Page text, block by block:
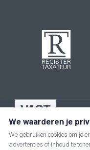
We waarderen je
We gebruiken cookies om je
advertenties of inhoud te